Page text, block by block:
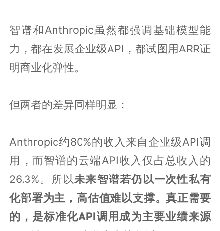
智谱和Anthropic虽然都强调基础模型能
力，都在发展企业级API，都试图用ARR证
明商业化弹性。
但两者的差异同样明显：
Anthropic约80%的收入来自企业级API调
用，而智谱的云端API收入仅占总收入的
26.3%。所以未来智谱若仍以一次性私有
化部署为主，高估值难以支撑。真正需要
的，是标准化API调用成为主要业绩来源